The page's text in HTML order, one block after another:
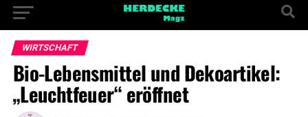
WIRTSCHAFT
Bio-Lebensmittel und Dekoartikel:
„Leuchtfeuer“ eröffnet